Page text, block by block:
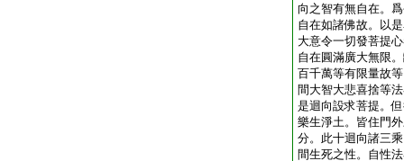
向之智有無自在。
自在如諸佛故。以
大意令一切發菩提
自在圓滿廣大無限
百千萬等有限量故
間大智大悲喜捨等
是迴向設求菩提。
樂生淨土。皆住門
分。此十迴向諸三
間生死之性。自性